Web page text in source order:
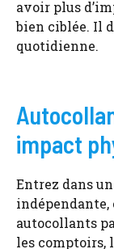
avoir plus
bien ciblée. Il
quotidienne.
impact
Entrez dans
indépendante,
autocollants
les comptoirs,